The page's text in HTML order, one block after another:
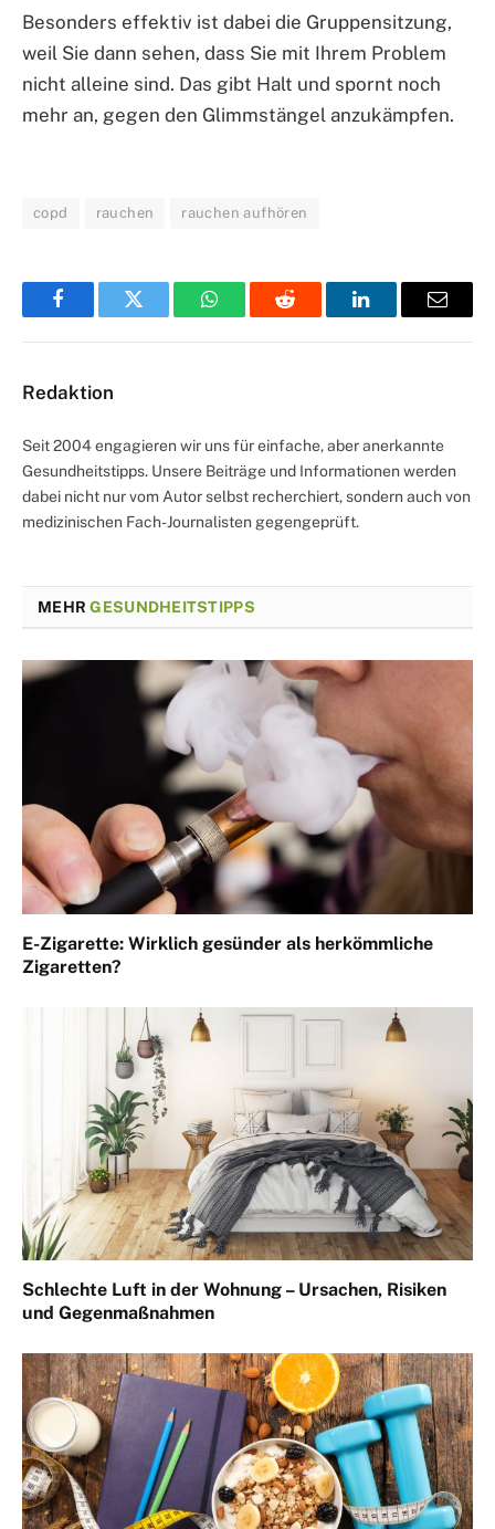
Besonders effektiv ist dabei die Gruppensitzung,
weil Sie dann sehen, dass Sie mit Ihrem Problem
nicht alleine sind. Das gibt Halt und spornt noch
mehr an, gegen den Glimmstängel anzukämpfen.
copd rauchen rauchen aufhören
FacebookTwitter WhatsAppReddit LinkedInEmail
Redaktion
Seit 2004 engagieren wir uns für einfache, aber anerkannte
Gesundheitstipps. Unsere Beiträge und Informationen werden
dabei nicht nur vom Autor selbst recherchiert, sondern auch von
medizinischen Fach-Journalisten gegengeprüft.
MEHRGESUNDHEITSTIPPS
E-Zigarette: Wirklich gesünder als herkömmliche
Zigaretten?
Schlechte Luft in der Wohnung – Ursachen, Risiken
und Gegenmaßnahmen